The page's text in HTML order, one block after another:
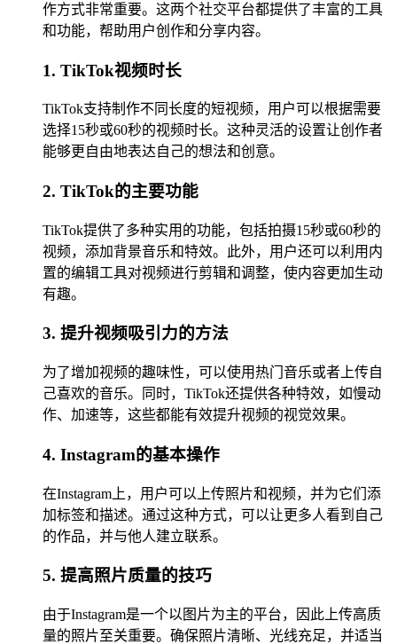
作方式非常重要。这两个社交平台都提供了丰富的工具
和功能，帮助用户创作和分享内容。
1. TikTok视频时长
TikTok支持制作不同长度的短视频，用户可以根据需要
选择15秒或60秒的视频时长。这种灵活的设置让创作者
能够更自由地表达自己的想法和创意。
2. TikTok的主要功能
TikTok提供了多种实用的功能，包括拍摄15秒或60秒的
视频，添加背景音乐和特效。此外，用户还可以利用内
置的编辑工具对视频进行剪辑和调整，使内容更加生动
有趣。
3. 提升视频吸引力的方法
为了增加视频的趣味性，可以使用热门音乐或者上传自
己喜欢的音乐。同时，TikTok还提供各种特效，如慢动
作、加速等，这些都能有效提升视频的视觉效果。
4. Instagram的基本操作
在Instagram上，用户可以上传照片和视频，并为它们添
加标签和描述。通过这种方式，可以让更多人看到自己
的作品，并与他人建立联系。
5. 提高照片质量的技巧
由于Instagram是一个以图片为主的平台，因此上传高质
量的照片至关重要。确保照片清晰、光线充足，并适当